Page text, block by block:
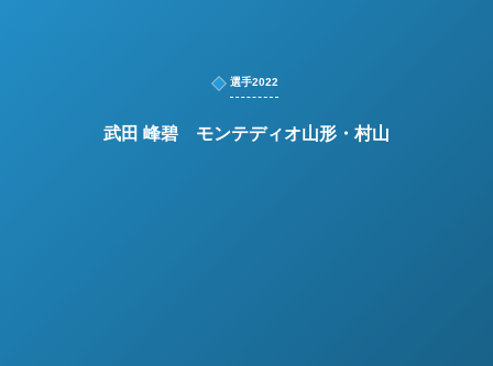
選手2022
武田 峰碧 モンテディオ山形・村山